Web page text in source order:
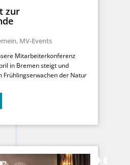
zur
, MV-Events
Mitarbeiterkonferenz
in Bremen steigt und
Frühlingserwachen der Natur